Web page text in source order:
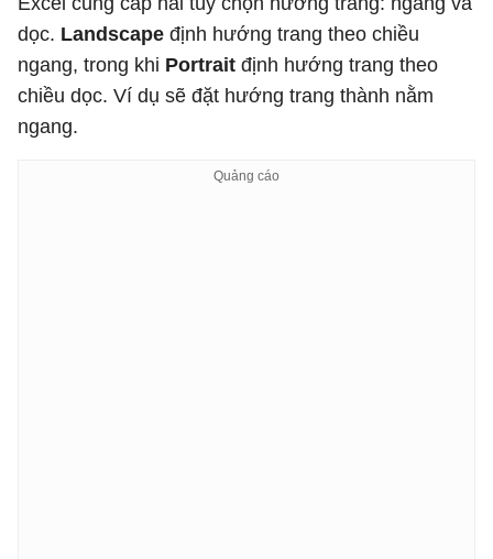
dọc. Landscape định hướng trang theo chiều
ngang, trong khi Portrait định hướng trang theo
chiều dọc. Ví dụ sẽ đặt hướng trang thành nằm
ngang.